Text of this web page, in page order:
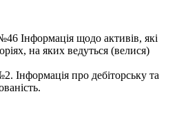
Інформація щодо активів, які
на яких ведуться (велися)
Iнформацiя про дебiтоpську та